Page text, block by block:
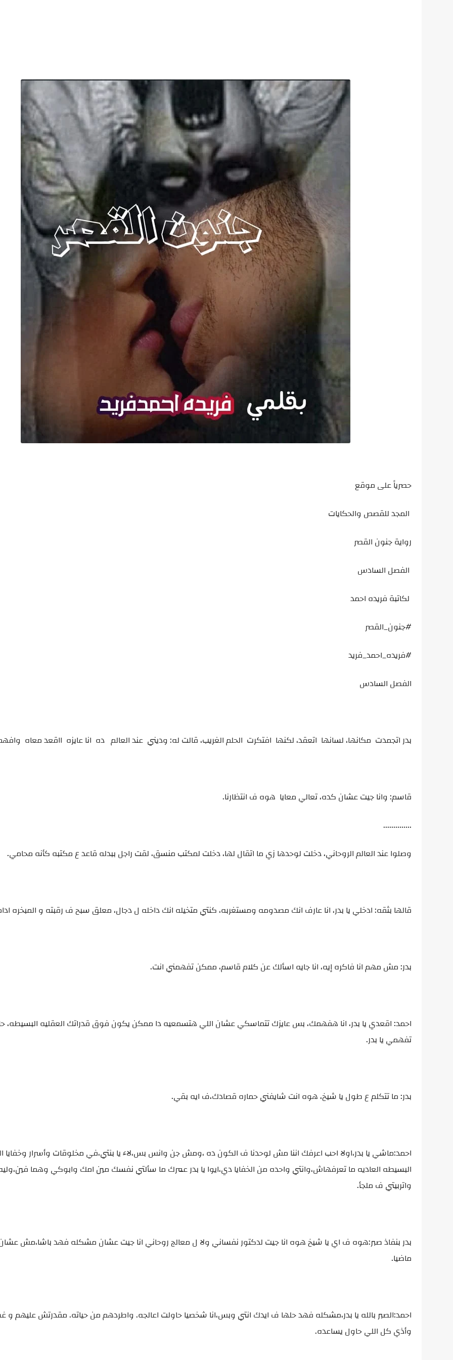
حصرياً على موقع
المجد للقصص والحكايات
رواية جنون القصر
الفصل السادس
لكاتبة فريده احمد
#جنون_القصر
#فريده_احمد_فريد
الفصل السادس
بدر اتجمدت مكانها، لسانها اتعقد، لكنها افتكرت الحلم الغريب، قالت له: وديني عند العالم ده انا عايزه ااقعد معاه
قاسم: وانا جيت عشان كده، تعالي معايا هوه ف انتظارنا.
..............
وصلوا عند العالم الروحاني، دخلت لوحدها زي ما اتقال لها، دخلت لمكتب منسق، لقت راجل ببدله قاعد ع مكتبه كأنه محامي.
قالها بثقه: ادخلي يا بدر، انا عارف انك مصدومه ومستغربه، كنتي متخيله انك داخله ل دجال، معلق سبح ف رقبته و المبخره
بدر: مش مهم انا فاكره إيه، انا جايه اسألك عن كلام قاسم، ممكن تفهمني انت.
احمد: اقعدي يا بدر، انا هفهمك، بس عايزك تتماسكي عشان اللي هتسمعيه دا ممكن يكون فوق قدراتك العقليه البسيطه،
تفهمي يا بدر.
بدر: ما تتكلم ع طول يا شيخ، هوه انت شايفني حماره قصادك،ف ايه بقي.
احمد:ماشي يا بدر،اولا احب اعرفك اننا مش لوحدنا ف الكون ده ،ومش جن وانس بس،لاء يا بنتي،في مخلوقات وأسرار وخفايا
البسيطه العاديه ما تعرفهاش،وانتي واحده من الخفايا دي،ايوا يا بدر عمرك ما سألتي نفسك مين امك وابوكي وهما
واتربيتي ف ملجأ.
بدر بنفاذ صبر:هوه ف اي يا شيخ هوه انا جيت لدكتور نفساني ولا ل معالج روحاني انا جيت عشان مشكله فهد باشا،مش
ماضيا.
احمد:الصبر بالله يا بدر،مشكله فهد حلها ف ايدك انتي وبس،انا شخصيا حاولت اعالجه. واطردهم من حياته. مقدرتش عليهم و
وأذي كل اللي حاول يساعده.